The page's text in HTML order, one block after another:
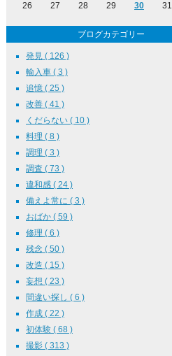
26
27 28 29 30 31
ブログカテゴリー
発見 ( 126 )
輸入車 ( 3 )
追憶 ( 25 )
改善 ( 41 )
くだらない ( 10 )
料理 ( 8 )
調理 ( 3 )
調査 ( 73 )
違和感 ( 24 )
備えよ常に ( 3 )
おばか ( 59 )
修理 ( 6 )
残念 ( 50 )
改造 ( 15 )
妄想 ( 23 )
間違い探し ( 6 )
作成 ( 22 )
初体験 ( 68 )
撮影 ( 313 )